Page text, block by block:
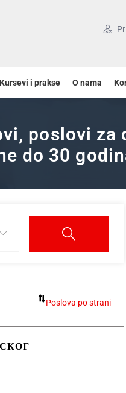
Kursevi i prakse O nama
poslovi za
do 30